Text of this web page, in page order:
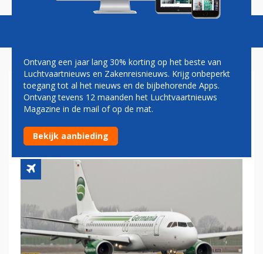
GERMANIA STAAKT PROTEST
TEGEN STAATSSTEUN
AIRBERLIN
Ontvang een jaar lang 30% korting op het beste van
Luchtvaartnieuws en Zakenreisnieuws. Krijg onbeperkt
toegang tot al het nieuws en de bijbehorende Apps.
Ontvang tevens 12 maanden het Luchtvaartnieuws
Magazine in de mail of op de mat.
Bekijk aanbieding